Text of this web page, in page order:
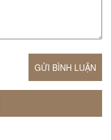
GỬI BÌNH LUẬN